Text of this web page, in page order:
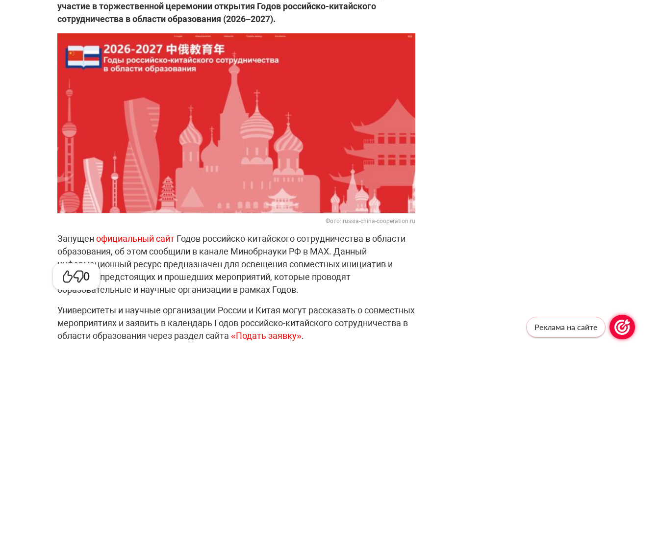
0
участие в торжественной церемонии открытия Годов российско-китайского
сотрудничества в области образования (2026–2027).
Фото: russia-china-cooperation.ru
Запущен официальный сайт Годов российско-китайского сотрудничества в области
образования, об этом сообщили в канале Минобрнауки РФ в МАХ. Данный
информационный ресурс предназначен для освещения совместных инициатив и
проектов, предстоящих и прошедших мероприятий, которые проводят
образовательные и научные организации в рамках Годов.
Университеты и научные организации России и Китая могут рассказать о совместных
мероприятиях и заявить в календарь Годов российско-китайского сотрудничества в
области образования через раздел сайта «Подать заявку».
Реклама на сайте